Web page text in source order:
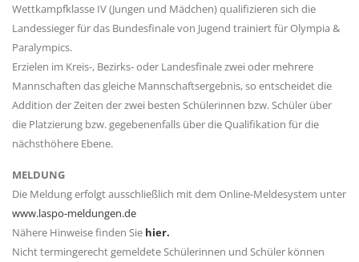
Wettkampfklasse IV (Jungen und Mädchen) qualifizieren sich die
Landessieger für das Bundesfinale von Jugend trainiert für Olympia &
Paralympics.
Erzielen im Kreis-, Bezirks- oder Landesfinale zwei oder mehrere
Mannschaften das gleiche Mannschaftsergebnis, so entscheidet die
Addition der Zeiten der zwei besten Schülerinnen bzw. Schüler über
die Platzierung bzw. gegebenenfalls über die Qualifikation für die
nächsthöhere Ebene.
MELDUNG
Die Meldung erfolgt ausschließlich mit dem Online-Meldesystem unter
www.laspo-meldungen.de
Nähere Hinweise finden Sie hier.
Nicht termingerecht gemeldete Schülerinnen und Schüler können